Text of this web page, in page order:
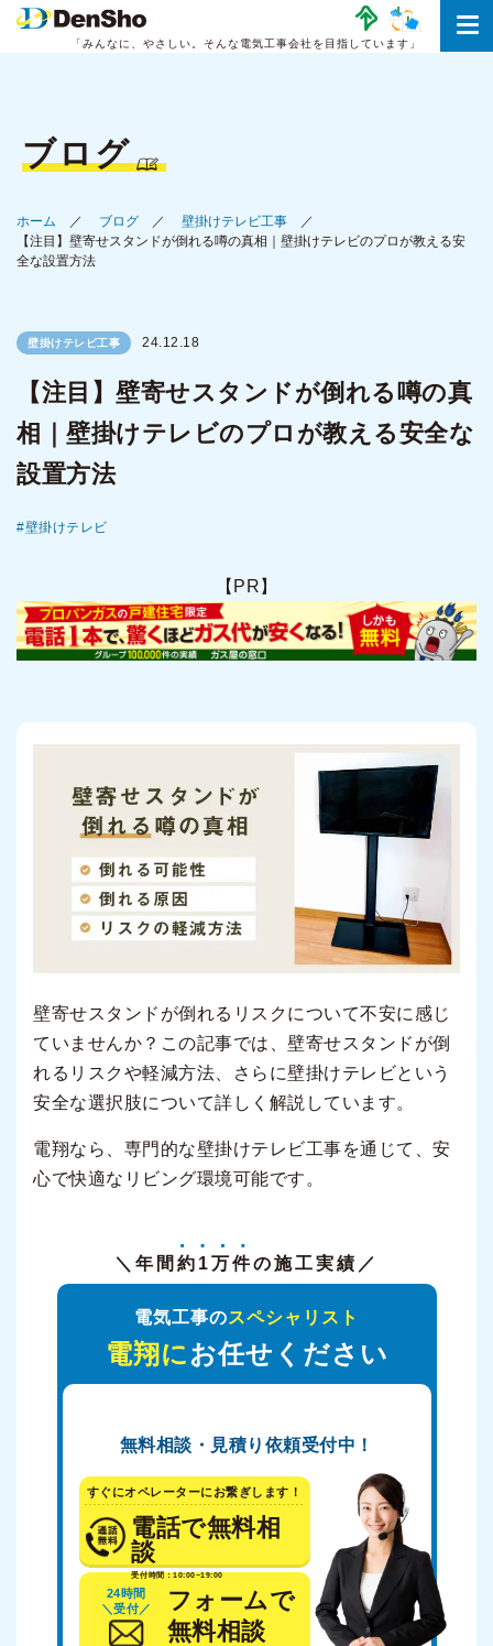
「みんなに、やさしい。 そんな電気工事会社を目指しています」
ブログ
ホーム ブログ
壁掛けテレビ工事
【注目】壁寄せスタンドが倒れる噂の真相｜壁掛けテレビのプロが教える安
全な設置方法
壁掛けテレビ工事 24.12.18
【注目】壁寄せスタンドが倒れる噂の真
相｜壁掛けテレビのプロが教える安全な
設置方法
壁掛けテレビ
【PR】
壁寄せスタンドが倒れるリスクについて不安に感じ
ていませんか？この記事では、壁寄せスタンドが倒
れるリスクや軽減方法、さらに壁掛けテレビという
安全な選択肢について詳しく解説しています。
電翔なら、専門的な壁掛けテレビ工事を通じて、安
心で快適なリビング環境可能です。
＼年間 約1万件の施工実績／
電気工事のスペシャリスト
電翔にお任せください
無料相談・見積り依頼受付中！
すぐにオペレーターにお繋ぎします！
電話で無料相
談
受付時間：10:00~19:00
24時間
＼受付／
フォームで
無料相談